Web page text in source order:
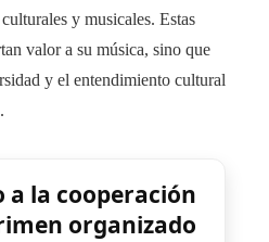
y musicales. Estas
valor a su música, sino que
y el entendimiento cultural
a la cooperación
organizado